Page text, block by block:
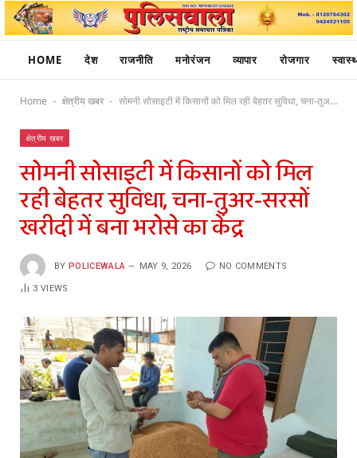
HOME देश राजनीति मनोरंजन व्यापार रोजगार
Home - क्षेत्रीय खबर - सोमनी सोसाइटी में किसानों को मिल रही बेहतर सुविधा, चना-तुअर-सरसों खरीदी में बना भरोसे का केंद्र
क्षेत्रीय खबर
सोमनी सोसाइटी में किसानों को मिल
रही बेहतर सुविधा, चना-तुअर-सरसों
खरीदी में बना भरोसे का केंद्र
BY POLICEWALA MAY 9, 2026 NO COMMENTS
3VIEWS